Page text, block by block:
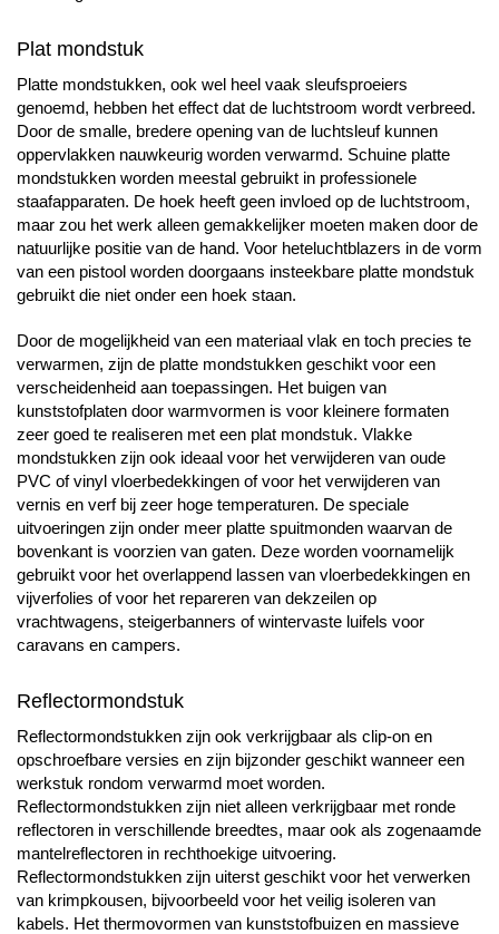
Plat mondstuk
Platte mondstukken, ook wel heel vaak sleufsproeiers
genoemd, hebben het effect dat de luchtstroom wordt verbreed.
Door de smalle, bredere opening van de luchtsleuf kunnen
oppervlakken nauwkeurig worden verwarmd. Schuine platte
mondstukken worden meestal gebruikt in professionele
staafapparaten. De hoek heeft geen invloed op de luchtstroom,
maar zou het werk alleen gemakkelijker moeten maken door de
natuurlijke positie van de hand. Voor heteluchtblazers in de vorm
van een pistool worden doorgaans insteekbare platte mondstuk
gebruikt die niet onder een hoek staan.
Door de mogelijkheid van een materiaal vlak en toch precies te
verwarmen, zijn de platte mondstukken geschikt voor een
verscheidenheid aan toepassingen. Het buigen van
kunststofplaten door warmvormen is voor kleinere formaten
zeer goed te realiseren met een plat mondstuk. Vlakke
mondstukken zijn ook ideaal voor het verwijderen van oude
PVC of vinyl vloerbedekkingen of voor het verwijderen van
vernis en verf bij zeer hoge temperaturen. De speciale
uitvoeringen zijn onder meer platte spuitmonden waarvan de
bovenkant is voorzien van gaten. Deze worden voornamelijk
gebruikt voor het overlappend lassen van vloerbedekkingen en
vijverfolies of voor het repareren van dekzeilen op
vrachtwagens, steigerbanners of wintervaste luifels voor
caravans en campers.
Reflectormondstuk
Reflectormondstukken zijn ook verkrijgbaar als clip-on en
opschroefbare versies en zijn bijzonder geschikt wanneer een
werkstuk rondom verwarmd moet worden.
Reflectormondstukken zijn niet alleen verkrijgbaar met ronde
reflectoren in verschillende breedtes, maar ook als zogenaamde
mantelreflectoren in rechthoekige uitvoering.
Reflectormondstukken zijn uiterst geschikt voor het verwerken
van krimpkousen, bijvoorbeeld voor het veilig isoleren van
kabels. Het thermovormen van kunststofbuizen en massieve